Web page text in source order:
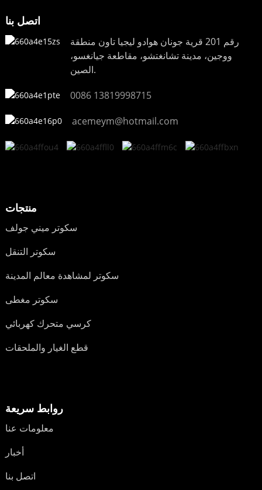
اتصل بنا
رقم 201 قرية جونان هوادو ليجيا تاون منطقة
ووجين، مدينة تشانغتشو، مقاطعة جيانغسو،
الصين.
0086 13819998715
acemeym@hotmail.com
منتجات
سكوتر ميني جولف
سكوتر التنقل
سكوتر لمشاهدة معالم المدينة
سكوتر مغطى
كرسي متحرك كهربائي
قطع الغيار والملحقات
روابط سريعة
معلومات عنا
أخبار
اتصل بنا